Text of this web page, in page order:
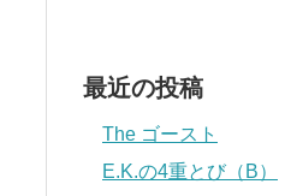
最近の投稿
The ゴースト
E.K.の4重とび（B）